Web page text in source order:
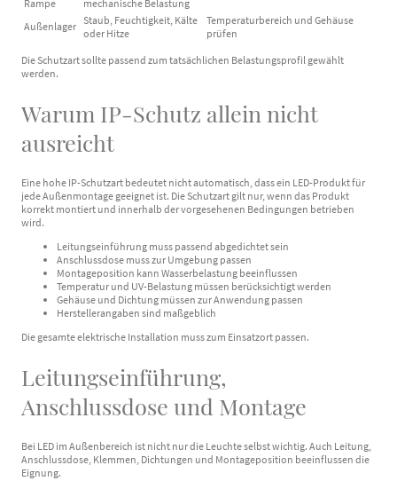
Rampe
mechanische Belastung
Außenlager Staub, Feuchtigkeit, Kälte
oder Hitze
Temperaturbereich und Gehäuse
prüfen
Die Schutzart sollte passend zum tatsächlichen Belastungsprofil gewählt
werden.
Warum IP-Schutz allein nicht
ausreicht
Eine hohe IP-Schutzart bedeutet nicht automatisch, dass ein LED-Produkt für
jede Außenmontage geeignet ist. Die Schutzart gilt nur, wenn das Produkt
korrekt montiert und innerhalb der vorgesehenen Bedingungen betrieben
wird.
Leitungseinführung muss passend abgedichtet sein
Anschlussdose muss zur Umgebung passen
Montageposition kann Wasserbelastung beeinflussen
Temperatur und UV-Belastung müssen berücksichtigt werden
Gehäuse und Dichtung müssen zur Anwendung passen
Herstellerangaben sind maßgeblich
Die gesamte elektrische Installation muss zum Einsatzort passen.
Leitungseinführung,
Anschlussdose und Montage
Bei LED im Außenbereich ist nicht nur die Leuchte selbst wichtig. Auch Leitung,
Anschlussdose, Klemmen, Dichtungen und Montageposition beeinflussen die
Eignung.